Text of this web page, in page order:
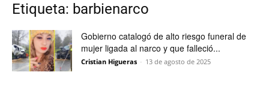
Etiqueta: barbienarco
Gobierno catalogó de alto riesgo funeral de
mujer ligada al narco y que falleció...
Cristian Higueras - 13 de agosto de 2025